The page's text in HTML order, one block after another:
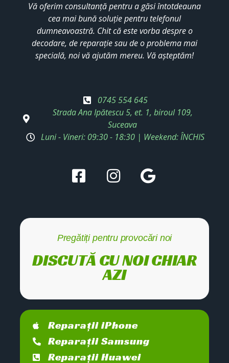
Vă oferim consultanță pentru a găsi întotdeauna
cea mai bună soluție pentru telefonul
dumneavoastră. Chit că este vorba despre o
decodare, de reparație sau de o problema mai
specială, noi vă ajutăm mereu. Vă așteptăm!
0745 554 645
Strada Ana Ipătescu 5, et. 1, biroul 109,
Suceava
Luni - Vineri: 09:30 - 18:30 | Weekend: ÎNCHIS
Pregătiți pentru provocări noi
DISCUTĂ CU NOI CHIAR
AZI
Reparații iPhone
Reparații Samsung
Reparații Huawei